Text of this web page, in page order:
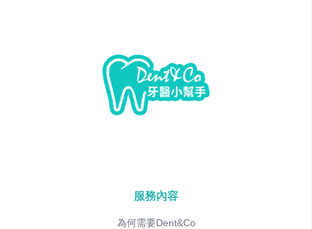
服務內容
為何需要Dent&Co